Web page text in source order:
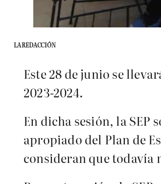
LA REDACCIÓN
Este 28 de junio se
2023-2024.
En dicha sesión, la SEP
apropiado del Plan de
consideran que todavía